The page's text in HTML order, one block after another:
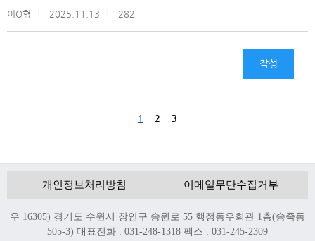
이O형 2025.11.13 282
작성
1 2 3
개인정보처리방침 이메일무단수집거부
우 16305) 경기도 수원시 장안구 송원로 55 행정동우회관 1층(송죽동
505-3) 대표전화 : 031-248-1318 팩스 : 031-245-2309